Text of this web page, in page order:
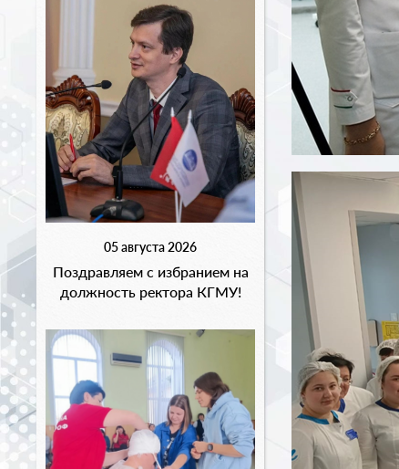
05 августа 2026
Поздравляем с избранием на
должность ректора КГМУ!